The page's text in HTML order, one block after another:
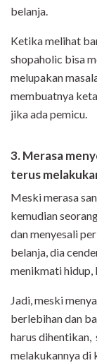
belanja.
Ketika melihat
shopaholic bisa
melupakan
membuatnya
jika ada pemicu.
3. Merasa
terus
Meski merasa
kemudian
dan menyesali
belanja, dia
menikmati hidup,
Jadi, meski
berlebihan dan
harus dihentikan,
melakukannya di